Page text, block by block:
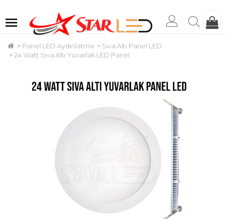
Panel LED Aydınlatma
Sıva Altı Panel LED
24 Watt Sıva Altı Yuvarlak LED Panel